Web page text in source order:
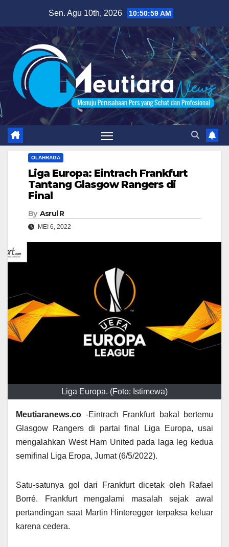
content
Sen. Agu 10th, 2026 10:51:00 AM
OLAHRAGA
Liga Europa: Eintrach Frankfurt
Tantang Glasgow Rangers di
Final
By Asrul R
MEI 6, 2022
Liga Europa. (Foto: Istimewa)
Meutiaranews.co -Eintrach Frankfurt bakal bertemu
Glasgow Rangers di partai final Liga Europa, usai
mengalahkan West Ham United pada laga leg kedua
semifinal Liga Eropa, Jumat (6/5/2022).
Satu-satunya gol dari Frankfurt dicetak oleh Rafael
Borré. Frankfurt mengalami masalah sejak awal
pertandingan saat Martin Hinteregger terpaksa keluar
karena cedera.